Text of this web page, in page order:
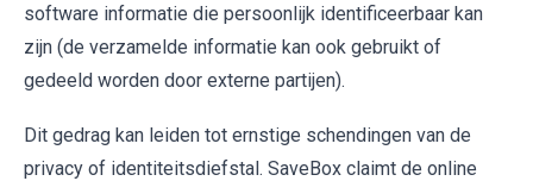
software informatie die persoonlijk identificeerbaar kan
zijn (de verzamelde informatie kan ook gebruikt of
gedeeld worden door externe partijen).
Dit gedrag kan leiden tot ernstige schendingen van de
privacy of identiteitsdiefstal. SaveBox claimt de online